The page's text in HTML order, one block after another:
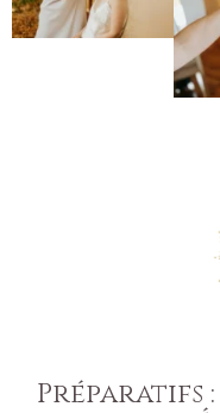
Préparatifs